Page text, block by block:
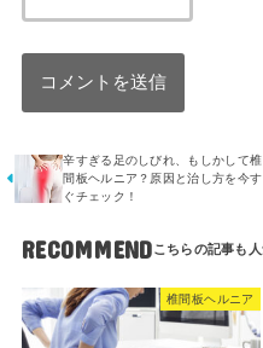
辛すぎる足のしびれ、もしかして椎
間板ヘルニア？原因と治し方を今す
ぐチェック！
RECOMMEND
椎間板ヘルニア